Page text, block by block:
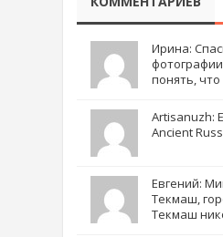
Ирина:
понять,
Artisanuzh:
Ancient
Евгений:
Текмаш,
Текмаш